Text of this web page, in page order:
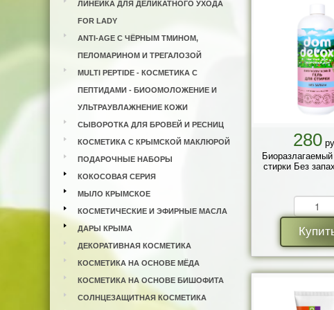
ЛИНЕЙКА ДЛЯ ДЕЛИКАТНОГО УХОДА
FOR LADY
ANTI-AGE С ЧЁРНЫМ ТМИНОМ,
ПЕЛОМАРИНОМ И ТРЕГАЛОЗОЙ
MULTI PEPTIDE - КОСМЕТИКА С
ПЕПТИДАМИ - БИООМОЛОЖЕНИЕ И
УЛЬТРАУВЛАЖНЕНИЕ КОЖИ
СЫВОРОТКА ДЛЯ БРОВЕЙ И РЕСНИЦ
КОСМЕТИКА С КРЫМСКОЙ МАКЛЮРОЙ
ПОДАРОЧНЫЕ НАБОРЫ
КОКОСОВАЯ СЕРИЯ
МЫЛО КРЫМСКОЕ
КОСМЕТИЧЕСКИЕ И ЭФИРНЫЕ МАСЛА
ДАРЫ КРЫМА
ДЕКОРАТИВНАЯ КОСМЕТИКА
КОСМЕТИКА НА ОСНОВЕ МЁДА
КОСМЕТИКА НА ОСНОВЕ БИШОФИТА
СОЛНЦЕЗАЩИТНАЯ КОСМЕТИКА
280
стирки Без